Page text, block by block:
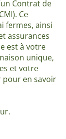
Contrat de
Ce
fermes, ainsi
assurances
est à votre
unique,
et votre
pour en savoir